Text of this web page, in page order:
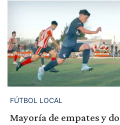
FÚTBOL LOCAL
Mayoría de empates y